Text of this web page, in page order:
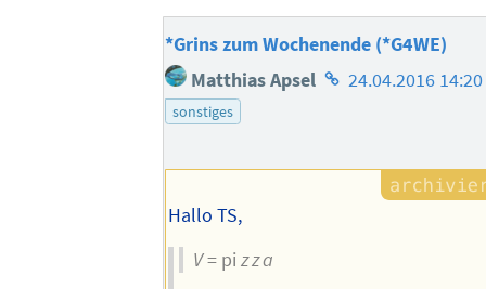
*Grins zum Wochenende (*G4WE)
Matthias Apsel Homepage
24.04.2016 14:20
sonstiges
Hallo TS,
V= pi z z a